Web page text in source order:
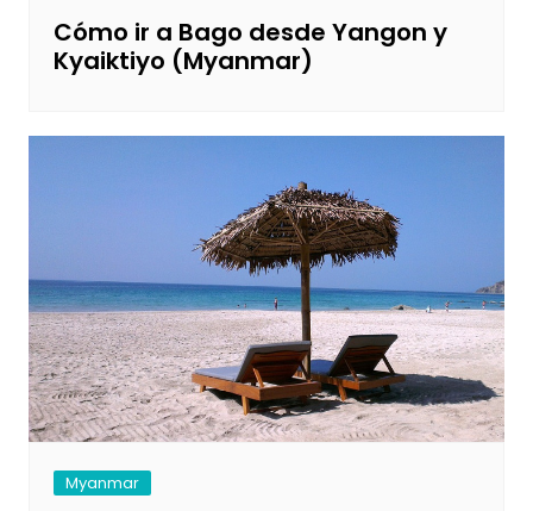
Cómo ir a Bago desde Yangon y
Kyaiktiyo (Myanmar)
Myanmar